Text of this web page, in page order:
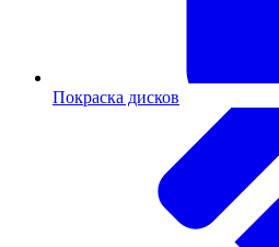
Покраска дисков